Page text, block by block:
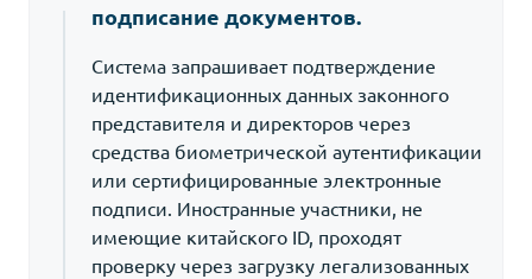
подписание документов.
Система запрашивает подтверждение
идентификационных данных законного
представителя и директоров через
средства биометрической аутентификации
или сертифицированные электронные
подписи. Иностранные участники, не
имеющие китайского ID, проходят
проверку через загрузку легализованных